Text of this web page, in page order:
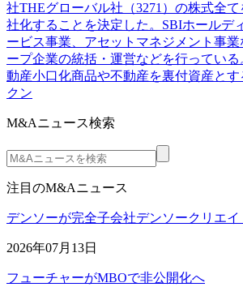
社THEグローバル社（3271）の株式全
社化することを決定した。SBIホールデ
ービス事業、アセットマネジメント事
ープ企業の統括・運営などを行ってい
動産小口化商品や不動産を裏付資産と
クン
M&Aニュース検索
注目のM&Aニュース
デンソーが完全子会社デンソークリエ
2026年07月13日
フューチャーがMBOで非公開化へ